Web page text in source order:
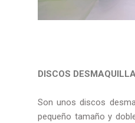
DISCOS
Son unos discos
pequeño tamaño y